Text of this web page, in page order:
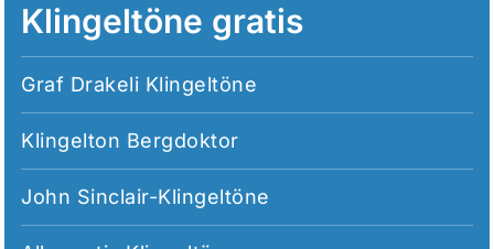
Klingeltöne gratis
Graf Drakeli Klingeltöne
Klingelton Bergdoktor
John Sinclair-Klingeltöne